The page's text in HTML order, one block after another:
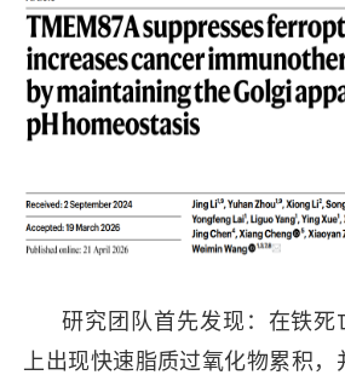
研究团队首先发现：在铁死
上出现快速脂质过氧化物累积